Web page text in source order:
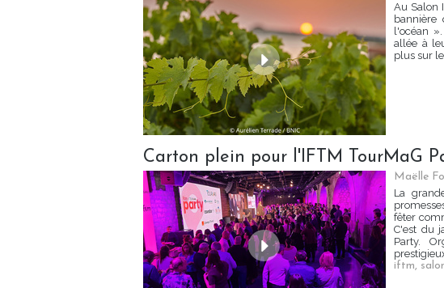
Au Salon
bannière
l'océan
allée à
plus sur
Carton plein pour l'IFTM TourMaG
Maëlle
La
fêter
C'est du
Party.
iftm,